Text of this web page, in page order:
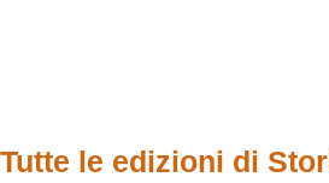
Tutte le edizioni di